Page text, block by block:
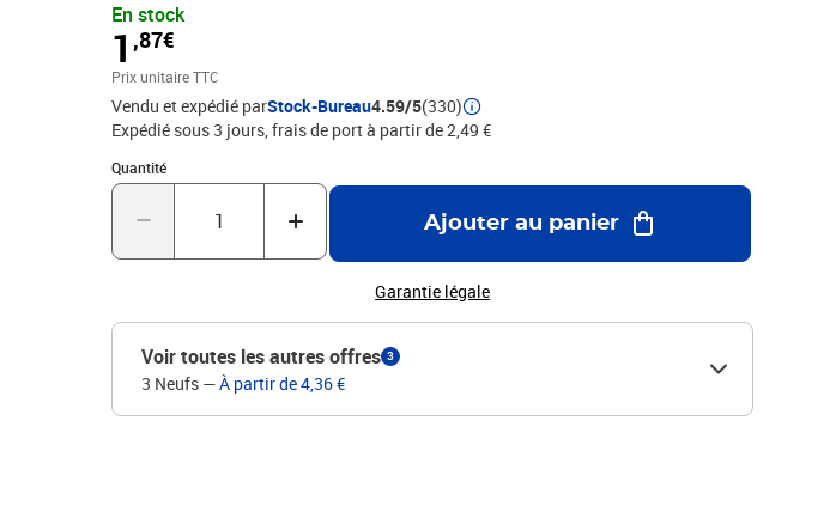
En stock
1,87€
Prix unitaire TTC
Vendu et expédié parStock-Bureau4.59/5(330)
Expédié sous 3 jours, frais de port à partir de 2,49 €
Quantité
Quantité : 1
Ajouter au panier
Garantie légale
Voir toutes les autres offres 3
3 Neufs —À partir de 4,36 €